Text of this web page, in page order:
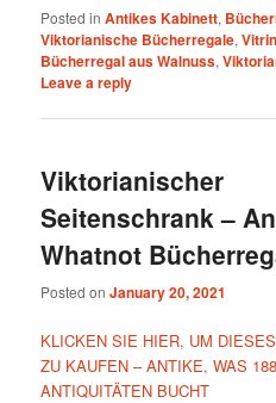
Posted in Antikes Kabinett,
Viktorianische Bücherregale,
Bücherregal aus Walnuss,
Leave a reply
Viktorianischer
Seitenschrank –
Whatnot
Posted onJanuary 20, 2021
KLICKEN SIE HIER, UM
ZU KAUFEN – ANTIKE, WAS
ANTIQUITÄTEN BUCHT